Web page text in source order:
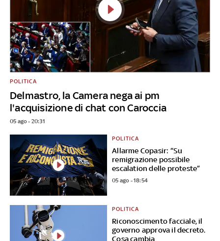
Delmastro, la Camera nega ai pm
l'acquisizione di chat con Caroccia
POLITICA
05 ago - 20:31
Allarme Copasir: “Su
remigrazione possibile
escalation delle proteste”
POLITICA
05 ago - 18:54
Riconoscimento facciale, il
governo approva il decreto.
Cosa cambia
POLITICA